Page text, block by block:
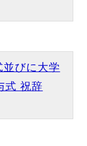
びに大学
式 祝辞